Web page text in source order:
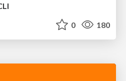
0 180